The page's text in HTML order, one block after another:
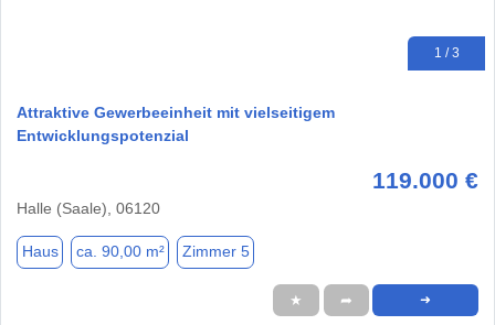
1 / 3
Attraktive Gewerbeeinheit mit vielseitigem
Entwicklungspotenzial
119.000 €
Halle (Saale), 06120
Haus ca. 90,00 m² Zimmer 5
★ ➦ ➜